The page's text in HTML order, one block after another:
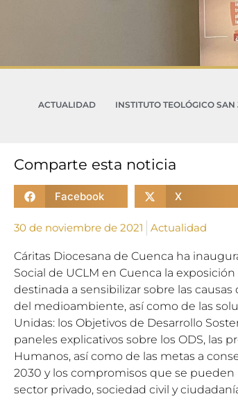
ACTUALIDAD INSTITUTO TEOLÓGICO SAN
Comparte esta noticia
Facebook X
30 de noviembre de 2021 Actualidad
Cáritas Diocesana de Cuenca ha
Social de UCLM en Cuenca la
destinada a sensibilizar sobre las
del medioambiente, así como de las
Unidas: los Objetivos de Desarrollo
paneles explicativos sobre los ODS, las
Humanos, así como de las metas a
2030 y los compromisos que se
sector privado, sociedad civil y